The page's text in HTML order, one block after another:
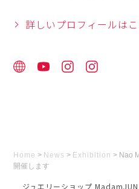
詳しいプロフィールは
Home > News > Exhibition > Nao
開催します
ジュエリーショップ MadamJUN